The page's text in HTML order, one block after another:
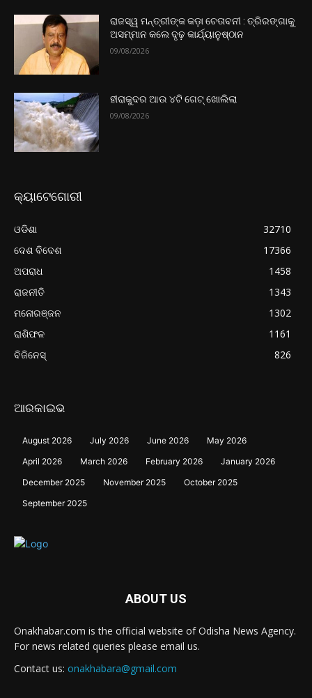
ରାଜସ୍ୱ ମନ୍ତ୍ରୀଙ୍କ କଡ଼ା ଚେତାବନୀ : ତ୍ରିରଙ୍ଗାକୁ
ଅସମ୍ମାନ କଲେ ଦୃଢ଼ କାର୍ଯ୍ୟାନୁଷ୍ଠାନ
09/08/2026
ହୀରାକୁଦର ଆଉ ୪ଟି ଗେଟ୍‌ ଖୋଲିଲା
09/08/2026
କ୍ୟାଟେଗୋରୀ
ଓଡିଶା
32710
ଦେଶ ବିଦେଶ
17366
ଅପରାଧ
1458
ରାଜନୀତି
1343
ମନୋରଞ୍ଜନ
1302
ରାଶିଫଳ
1161
ବିଜିନେସ୍
826
ଆରକାଇଭ
August 2026 July 2026 June 2026
May 2026
April 2026
March 2026 February 2026
January 2026
December 2025
November 2025
October 2025
September 2025
ABOUT US
Onakhabar.com is the official website of Odisha News Agency.
For news related queries please email us.
Contact us: onakhabara@gmail.com